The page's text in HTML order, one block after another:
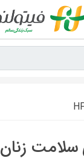
زنان